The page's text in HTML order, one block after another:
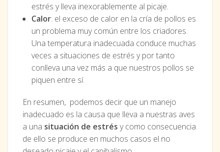
estrés y lleva inexorablemente al picaje.
Calor: el exceso de calor en la cría de pollos es
un problema muy común entre los criadores.
Una temperatura inadecuada conduce muchas
veces a situaciones de estrés y por tanto
conlleva una vez más a que nuestros pollos se
piquen entre sí.
En resumen, podemos decir que un manejo
inadecuado es la causa que lleva a nuestras aves
a una situación de estrés y como consecuencia
de ello se produce en muchos casos el no